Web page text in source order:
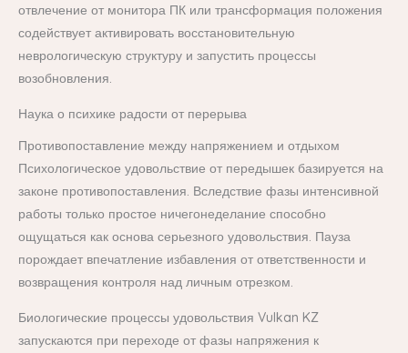
отвлечение от монитора ПК или трансформация положения
содействует активировать восстановительную
неврологическую структуру и запустить процессы
возобновления.
Наука о психике радости от перерыва
Противопоставление между напряжением и отдыхом
Психологическое удовольствие от передышек базируется на
законе противопоставления. Вследствие фазы интенсивной
работы только простое ничегонеделание способно
ощущаться как основа серьезного удовольствия. Пауза
порождает впечатление избавления от ответственности и
возвращения контроля над личным отрезком.
Биологические процессы удовольствия Vulkan KZ
запускаются при переходе от фазы напряжения к